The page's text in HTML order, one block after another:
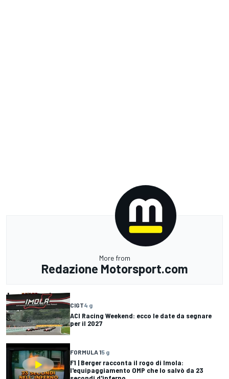
More from
Redazione Motorsport.com
CIGT4 g
ACI Racing Weekend: ecco le date da segnare
per il 2027
FORMULA 15 g
F1 | Berger racconta il rogo di Imola:
l'equipaggiamento OMP che lo salvò da 23